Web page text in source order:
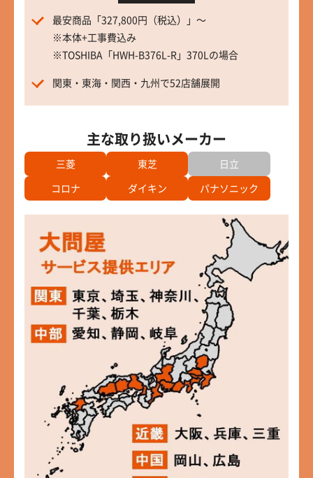
最安商品「327,800円（税込）」～
※本体+工事費込み
※TOSHIBA「HWH-B376L-R」370Lの場合
関東・東海・関西・九州で52店舗展開
主な取り扱いメーカー
三菱 東芝
日立
コロナ
ダイキン パナソニック